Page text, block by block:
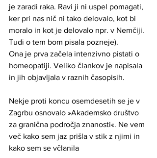
je zaradi raka. Ravi ji ni uspel pomagati,
ker pri nas nič ni tako delovalo, kot bi
moralo in kot je delovalo npr. v Nemčiji.
Tudi o tem bom pisala pozneje).
Ona je prva začela intenzivno pistati o
homeopatiji. Veliko člankov je napisala
in jih objavljala v raznih časopisih.
Nekje proti koncu osemdesetih se je v
Zagrbu osnovalo »Akademsko društvo
za granična področja znanosti«. Ne vem
več kako sem jaz prišla v stik z njimi in
kako sem se včlanila